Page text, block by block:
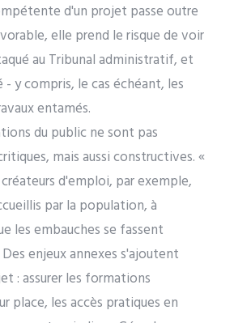
d'un projet passe outre
elle prend le risque de voir
au Tribunal administratif, et
- y compris, le cas échéant, les
entamés.
du public ne sont pas
mais aussi constructives. «
d'emploi, par exemple,
par la population, à
les embauches se fassent
enjeux annexes s'ajoutent
: assurer les formations
place, les accès pratiques en